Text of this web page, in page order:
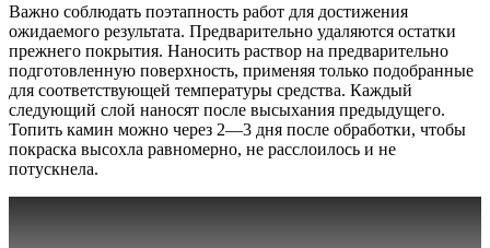
Важно соблюдать поэтапность работ для достижения
ожидаемого результата. Предварительно удаляются остатки
прежнего покрытия. Наносить раствор на предварительно
подготовленную поверхность, применяя только подобранные
для соответствующей температуры средства. Каждый
следующий слой наносят после высыхания предыдущего.
Топить камин можно через 2—3 дня после обработки, чтобы
покраска высохла равномерно, не расслоилось и не
потускнела.